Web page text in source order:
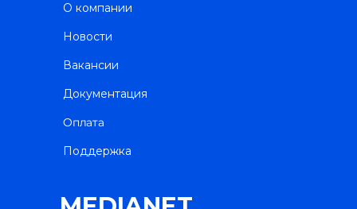
Поддержка
Оплата
Документация
Вакансии
Новости
О компании